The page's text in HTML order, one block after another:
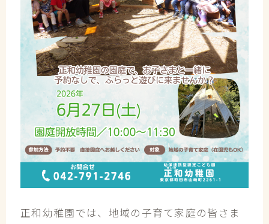
正和幼稚園では、地域の子育て家庭の皆さま